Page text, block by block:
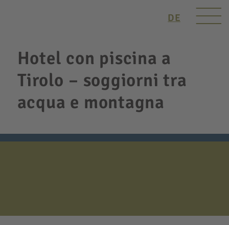
DE
Hotel con piscina a
Tirolo – soggiorni tra
acqua e montagna